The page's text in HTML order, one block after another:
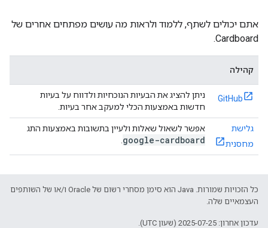
אתם יכולים לשתף, ללמוד ולראות מה עושים מפתחים אחרים של
Cardboard.
קהילה
GitHub
ניתן להציג את הבעיות הנוכחיות ולדווח על בעיות
חדשות באמצעות הכלי למעקב אחר בעיות.
גלישת
מחסנית
אפשר לשאול שאלות ולעיין בתשובות באמצעות התג
google-cardboard
כל הזכויות שמורות. Java הוא סימן מסחרי רשום של Oracle ו/או של השותפים
העצמאיים שלה.
עדכון אחרון: 2025-07-25 (שעון UTC).